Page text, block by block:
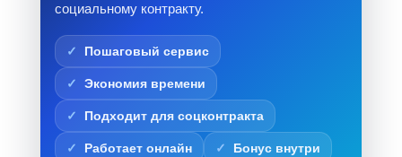
социальному контракту.
Пошаговый сервис
Экономия времени
Подходит для соцконтракта
Работает онлайн Бонус внутри